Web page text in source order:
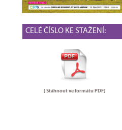
CELÉ ČÍSLO KE STAŽENÍ:
[ Stáhnout ve formátuPDF]